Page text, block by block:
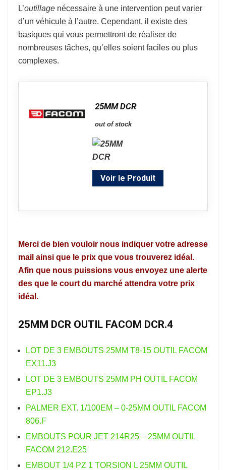
L’outillage nécessaire à une intervention peut varier
d’un véhicule à l’autre. Cependant, il existe des
basiques qui vous permettront de réaliser de
nombreuses tâches, qu’elles soient faciles ou plus
complexes.
25MM DCR
out of stock
Voir le Produit
Merci de bien vouloir nous indiquer votre adresse
mail ainsi que le prix que vous trouverez idéal.
Afin que nous puissions vous envoyez une alerte
des que le court du marché attendra votre prix
idéal.
25MM DCR OUTIL FACOM DCR.4
LOT DE 3 EMBOUTS 25MM T8-15 OUTIL FACOM
EX11.J3
LOT DE 3 EMBOUTS 25MM PH OUTIL FACOM
EP1.J3
PALMER EXT. 1/100EM – 0-25MM OUTIL FACOM
806.F
EMBOUTS POUR JET 214R25 – 25MM OUTIL
FACOM 212.E25
EMBOUT 1/4 PZ 1 TORSION L 25MM OUTIL